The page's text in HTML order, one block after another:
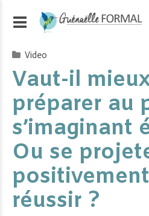
Video
Vaut-il
préparer au
s’imaginant
Ou se
réussir ?